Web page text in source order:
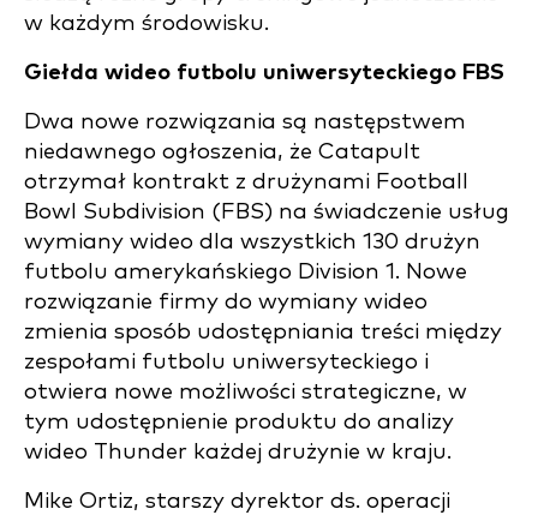
w każdym środowisku.
Giełda wideo futbolu uniwersyteckiego FBS
Dwa nowe rozwiązania są następstwem
niedawnego ogłoszenia, że Catapult
otrzymał kontrakt z drużynami Football
Bowl Subdivision (FBS) na świadczenie usług
wymiany wideo dla wszystkich 130 drużyn
futbolu amerykańskiego Division 1. Nowe
rozwiązanie firmy do wymiany wideo
zmienia sposób udostępniania treści między
zespołami futbolu uniwersyteckiego i
otwiera nowe możliwości strategiczne, w
tym udostępnienie produktu do analizy
wideo Thunder każdej drużynie w kraju.
Mike Ortiz, starszy dyrektor ds. operacji